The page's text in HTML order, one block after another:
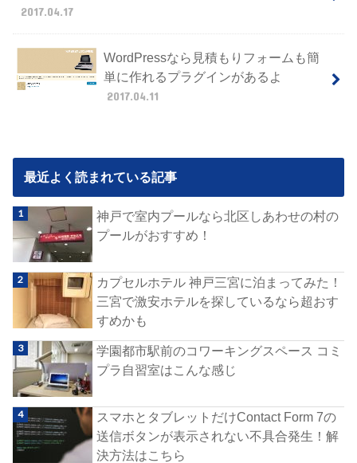
2017.04.17
WordPressなら見積もりフォームも簡
単に作れるプラグインがあるよ
2017.04.11
最近よく読まれている記事
神戸で室内プールなら北区しあわせの村の
プールがおすすめ！
カプセルホテル 神戸三宮に泊まってみた！
三宮で激安ホテルを探しているなら超おす
すめかも
学園都市駅前のコワーキングスペース コミ
プラ自習室はこんな感じ
スマホとタブレットだけContact Form 7の
送信ボタンが表示されない不具合発生！解
決方法はこちら